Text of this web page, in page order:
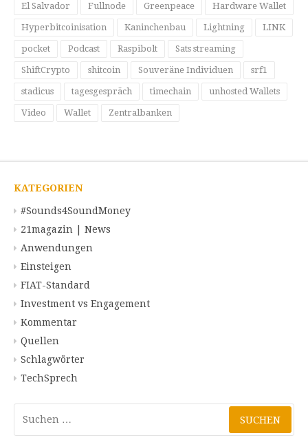
El Salvador Fullnode Greenpeace Hardware Wallet
Hyperbitcoinisation Kaninchenbau Lightning LINK
pocket Podcast Raspibolt Sats streaming
ShiftCrypto shitcoin Souveräne Individuen srf1
stadicus tagesgespräch timechain unhosted Wallets
Video Wallet Zentralbanken
KATEGORIEN
#Sounds4SoundMoney
21magazin | News
Anwendungen
Einsteigen
FIAT-Standard
Investment vs Engagement
Kommentar
Quellen
Schlagwörter
TechSprech
nach: